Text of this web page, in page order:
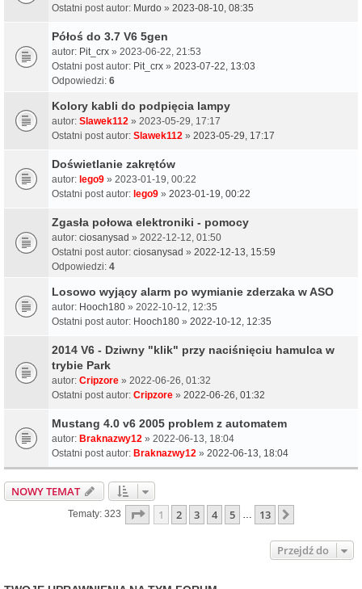
Ostatni post autor: Murdo » 2023-08-10, 08:35
Półoś do 3.7 V6 5gen
autor: Pit_crx » 2023-06-22, 21:53
Ostatni post autor: Pit_crx » 2023-07-22, 13:03
Odpowiedzi: 6
Kolory kabli do podpięcia lampy
autor: Slawek112 » 2023-05-29, 17:17
Ostatni post autor: Slawek112 » 2023-05-29, 17:17
Doświetlanie zakrętów
autor: lego9 » 2023-01-19, 00:22
Ostatni post autor: lego9 » 2023-01-19, 00:22
Zgasła połowa elektroniki - pomocy
autor: ciosanysad » 2022-12-12, 01:50
Ostatni post autor: ciosanysad » 2022-12-13, 15:59
Odpowiedzi: 4
Losowo wyjący alarm po wymianie zderzaka w ASO
autor: Hooch180 » 2022-10-12, 12:35
Ostatni post autor: Hooch180 » 2022-10-12, 12:35
2014 V6 - Dziwny "klik" przy naciśnięciu hamulca w
trybie Park
autor: Cripzore » 2022-06-26, 01:32
Ostatni post autor: Cripzore » 2022-06-26, 01:32
Mustang 4.0 v6 2005 problem z automatem
autor: Braknazwy12 » 2022-06-13, 18:04
Ostatni post autor: Braknazwy12 » 2022-06-13, 18:04
NOWY TEMAT
Tematy: 323 Strona z13
1 2 3 4 5 … 13
Przejdź do